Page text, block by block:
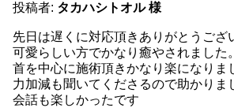
投稿者: タカハシトオル 様
先日は遅くに対応頂きありがとうござ
可愛らしい方でかなり癒やされました。
首を中心に施術頂きかなり楽になりま
力加減も聞いてくださるので助かりま
会話も楽しかったです